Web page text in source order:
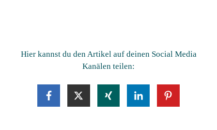
Hier kannst du den Artikel auf deinen Social Media
Kanälen teilen: